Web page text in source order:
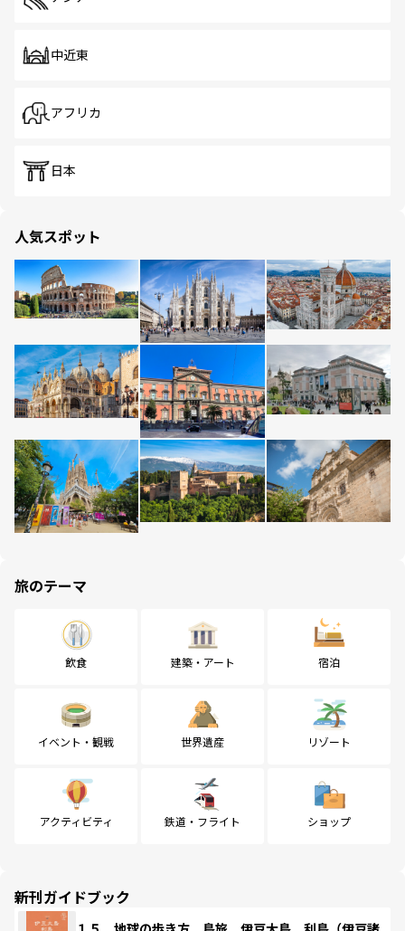
中近東
アフリカ
日本
人気スポット
旅のテーマ
飲食 建築・アート 宿泊
イベント・観戦 世界遺産 リゾート
アクティビティ 鉄道・フライト ショップ
新刊ガイドブック